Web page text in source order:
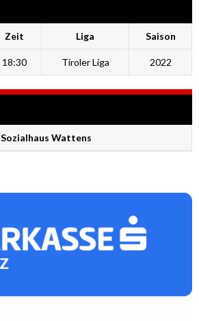
Zeit Liga Saison
18:30 Tiroler Liga 2022
Sozialhaus Wattens